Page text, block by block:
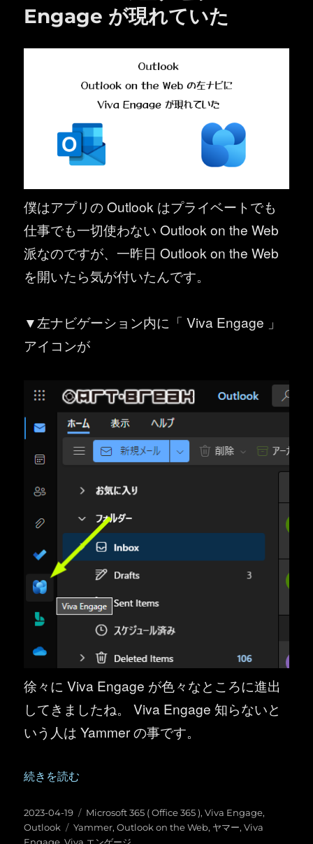
Engage が現れていた
僕はアプリの Outlook はプライベートでも
仕事でも一切使わない Outlook on the Web
派なのですが、一昨日 Outlook on the Web
を開いたら気が付いたんです。
▼左ナビゲーション内に「 Viva Engage 」
アイコンが
徐々に Viva Engage が色々なところに進出
してきましたね。 Viva Engage 知らないと
いう人は Yammer の事です。
“Outlook ： Outlook on the Web の左ナビに Viva Engage
続きを読む
投
稿
日:
2023-04-19
カ
テ
ゴ
Microsoft 365 ( Office 365 ),Viva Engage,
Outlook
タ
グ
Yammer,Outlook on the Web, ヤマー,Viva